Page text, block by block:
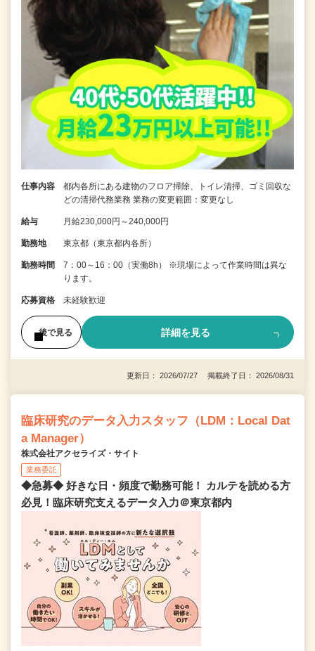
仕事内容
都内各所にある建物のフロア掃除、トイレ清掃、ゴミ回収な
どの清掃代務業務 業務の変更範囲：変更なし
給与 月給230,000円～240,000円
勤務地 東京都（東京都内各所）
勤務時間
7：00～16：00（実働8h） ※現場によって作業時間は異な
ります。
応募資格 未経験歓迎
後で見る 詳細を見る
更新日： 2026/07/27 掲載終了日： 2026/08/31
臨床研究のデータ入力スタッフ（LDM：Local Dat
a Manager）
株式会社アクセライズ・サイト
業務委託
◆急募◆ 好きな日・頻度で勤務可能！ カルテを読める方
必見！臨床研究支えるデータ入力＠東京都内